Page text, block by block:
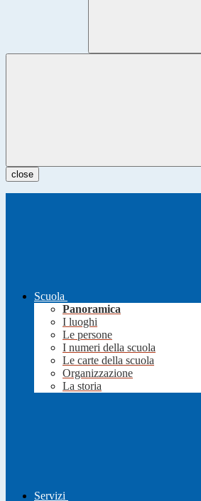
close
Scuola
Panoramica
I luoghi
Le persone
I numeri della scuola
Le carte della scuola
Organizzazione
La storia
Servizi